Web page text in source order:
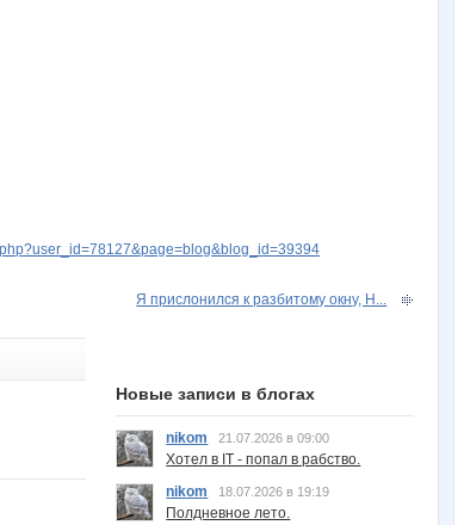
Я прислонился к разбитому окну, Н...
Новые записи в блогах
nikom 21.07.2026 в 09:00
Хотел в IT - попал в рабство.
nikom
18.07.2026 в 19:19
Полдневное лето.